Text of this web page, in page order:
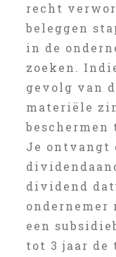
recht
beleggen
in de
zoeken.
gevolg van
materiële
beschermen
Je ontvangt
dividend
ondernemer
een
tot 3 jaar de